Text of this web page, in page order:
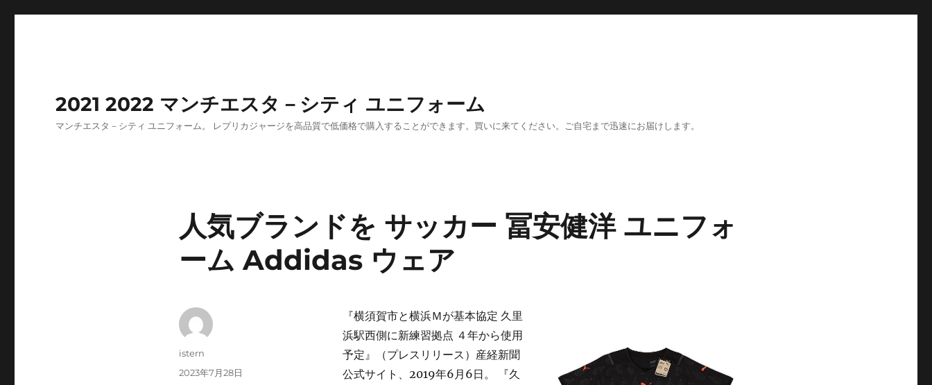
2021 2022 マンチエスタ－シティ ユニフォーム
マンチエスタ－シティ ユニフォーム。 レプリカジャージを高品質で低価格で購入することができます。買いに来てください。ご自宅まで迅速にお届けします。
人気ブランドを サッカー 冨安健洋 ユニフォ
ーム Addidas ウェア
『横須賀市と横浜Ｍが基本協定 久里
浜駅西側に新練習拠点 ４年から使用
予定』（プレスリリース）産経新聞
公式サイト、2019年6月6日。 『久
投
istern
投
2023年7月28日